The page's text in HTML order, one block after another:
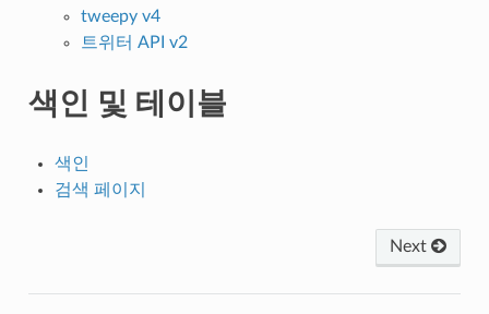
tweepy v4
트위터 API v2
색인 및 테이블
색인
검색 페이지
Next